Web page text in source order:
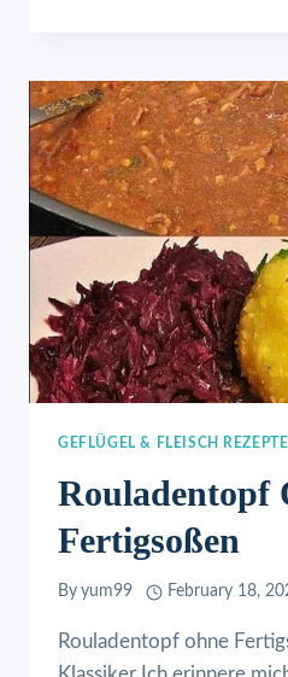
SCHAFKÄSE
GEFLÜGEL & FLEISCH REZEPTE
Rouladentopf
Fertigsoßen
By yum99 February 18,
Rouladentopf ohne